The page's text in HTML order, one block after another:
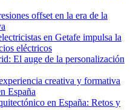
offset en la era de la
en Getafe impulsa la
eléctricos
El auge de la personalización
creativa y formativa
España
en España: Retos y